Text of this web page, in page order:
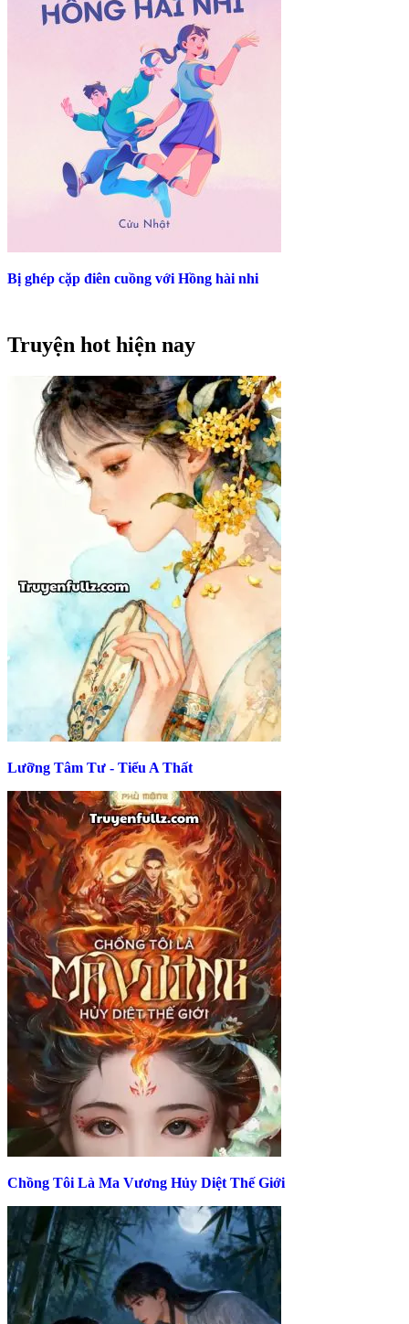
Bị ghép cặp điên cuồng với Hồng hài nhi
Truyện hot hiện nay
Lưỡng Tâm Tư - Tiểu A Thất
Chồng Tôi Là Ma Vương Hủy Diệt Thế Giới